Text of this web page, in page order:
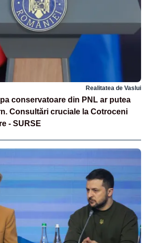
Realitatea de Vaslui
conservatoare din PNL ar putea
Consultări cruciale la Cotroceni
- SURSE